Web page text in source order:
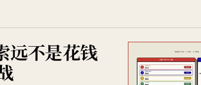
远不是花钱